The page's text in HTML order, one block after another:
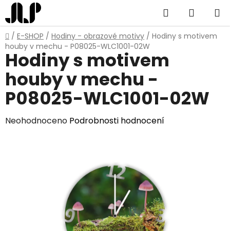
Přejít
na
obsah
Hledat
KOŠÍK
Domů
/ E-SHOP / Hodiny - obrazové motivy / Hodiny s motivem
houby v mechu - P08025-WLC1001-02W
Hodiny s motivem
houby v mechu -
P08025-WLC1001-02W
Průměrné
Neohodnoceno Podrobnosti hodnocení